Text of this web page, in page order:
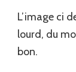
:
L’image ci
lourd, du
bon.